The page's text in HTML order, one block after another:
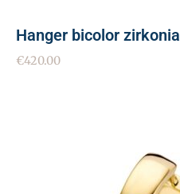
Hanger bicolor zirkonia
€420.00